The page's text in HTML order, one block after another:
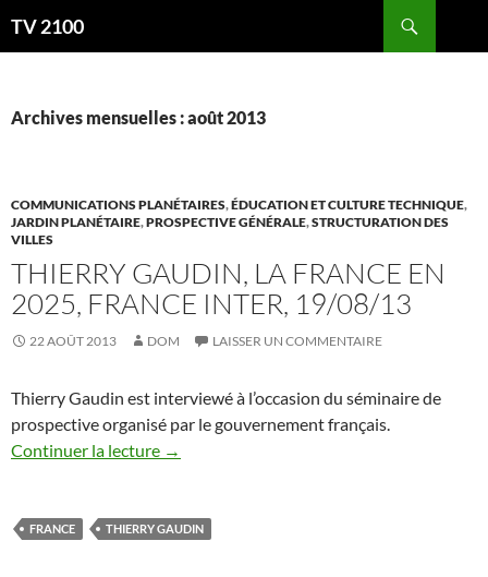
auTV 2100
Archives mensuelles : août 2013
COMMUNICATIONS PLANÉTAIRES,ÉDUCATION ET CULTURE TECHNIQUE,
JARDIN PLANÉTAIRE,PROSPECTIVE GÉNÉRALE,STRUCTURATION DES
VILLES
THIERRY GAUDIN, LA FRANCE EN
2025, FRANCE INTER, 19/08/13
22 AOÛT 2013 DOM LAISSER UN COMMENTAIRE
Thierry Gaudin est interviewé à l’occasion du séminaire de
prospective organisé par le gouvernement français.
Continuer la lecture →
FRANCE THIERRY GAUDIN